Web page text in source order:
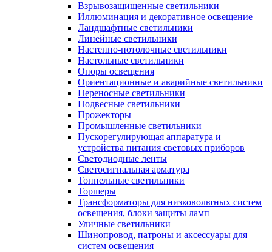
Взрывозащищенные светильники
Иллюминация и декоративное освещение
Ландшафтные светильники
Линейные светильники
Настенно-потолочные светильники
Настольные светильники
Опоры освещения
Ориентационные и аварийные светильники
Переносные светильники
Подвесные светильники
Прожекторы
Промышленные светильники
Пускорегулирующая аппаратура и
устройства питания световых приборов
Светодиодные ленты
Светосигнальная арматура
Тоннельные светильники
Торшеры
Трансформаторы для низковольтных систем
освещения, блоки защиты ламп
Уличные светильники
Шинопровод, патроны и аксессуары для
систем освещения